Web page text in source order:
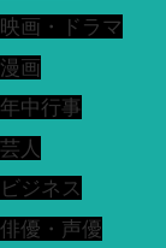
映画・ドラマ
漫画
年中行事
芸人
ビジネス
俳優・声優